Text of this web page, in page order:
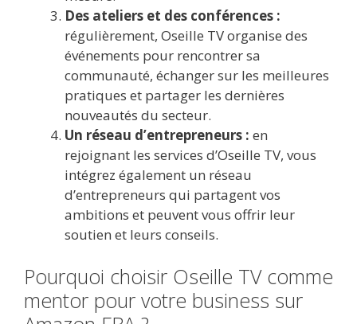
Des ateliers et des conférences :
régulièrement, Oseille TV organise des
événements pour rencontrer sa
communauté, échanger sur les meilleures
pratiques et partager les dernières
nouveautés du secteur.
Un réseau d’entrepreneurs : en
rejoignant les services d’Oseille TV, vous
intégrez également un réseau
d’entrepreneurs qui partagent vos
ambitions et peuvent vous offrir leur
soutien et leurs conseils.
Pourquoi choisir Oseille TV comme
mentor pour votre business sur